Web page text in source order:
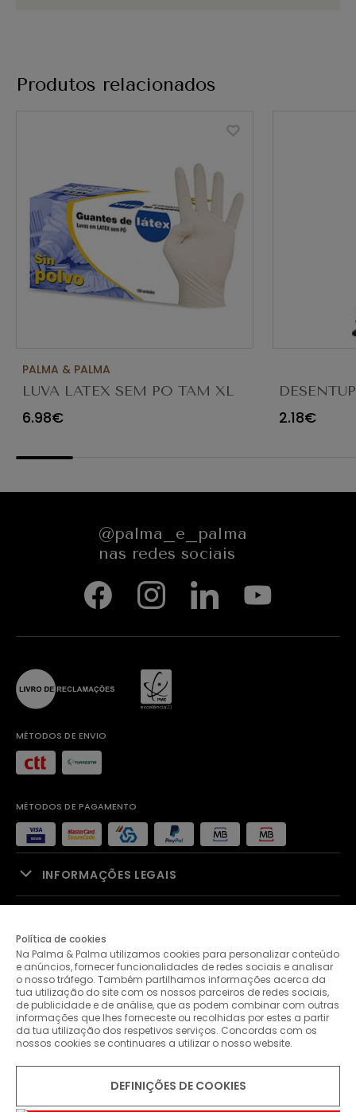
Produtos relacionados
PALMA & PALMA
LUVA LATEX SEM PO TAM XL
C/100
6.98€
PLASTICO
2.18€
@palma_e_palma
nas redes sociais
MÉTODOS DE ENVIO
MÉTODOS DE PAGAMENTO
INFORMAÇÕES LEGAIS
PALMA & PALMA
APOIO AO CLIENTE
CONTACTOS
Política de cookies
Na Palma & Palma utilizamos cookies para personalizar conteúdo
e anúncios, fornecer funcionalidades de redes sociais e analisar
o nosso tráfego. Também partilhamos informações acerca da
tua utilização do site com os nossos parceiros de redes sociais,
de publicidade e de análise, que as podem combinar com outras
informações que lhes forneceste ou recolhidas por estes a partir
da tua utilização dos respetivos serviços. Concordas com os
nossos cookies se continuares a utilizar o nosso website.
DEFINIÇÕES DE COOKIES